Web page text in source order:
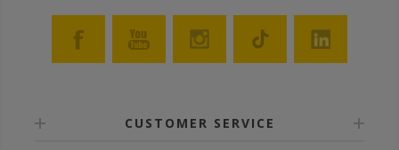
CUSTOMER SERVICE